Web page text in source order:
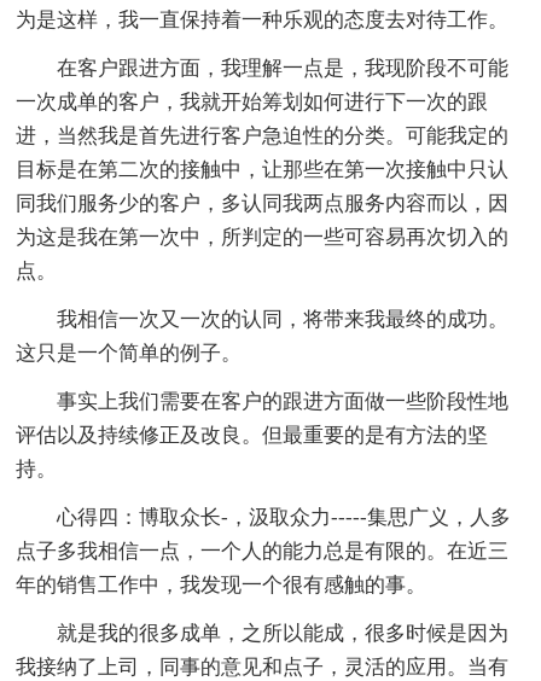
为是这样，我一直保持着一种乐观的态度去对待工作。
在客户跟进方面，我理解一点是，我现阶段不可能
一次成单的客户，我就开始筹划如何进行下一次的跟
进，当然我是首先进行客户急迫性的分类。可能我定的
目标是在第二次的接触中，让那些在第一次接触中只认
同我们服务少的客户，多认同我两点服务内容而以，因
为这是我在第一次中，所判定的一些可容易再次切入的
点。
我相信一次又一次的认同，将带来我最终的成功。
这只是一个简单的例子。
事实上我们需要在客户的跟进方面做一些阶段性地
评估以及持续修正及改良。但最重要的是有方法的坚
持。
心得四：博取众长-，汲取众力-----集思广义，人多
点子多我相信一点，一个人的能力总是有限的。在近三
年的销售工作中，我发现一个很有感触的事。
就是我的很多成单，之所以能成，很多时候是因为
我接纳了上司，同事的意见和点子，灵活的应用。当有